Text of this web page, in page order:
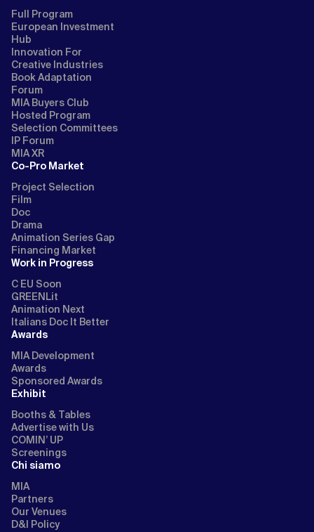
Full Program
European Investment
Hub
Innovation For
Creative Industries
Book Adaptation
Forum
MIA Buyers Club
Hosted Program
Selection Committees
IP Forum
MIA XR
Co-Pro Market
Project Selection
Film
Doc
Drama
Animation Series Gap
Financing Market
Work in Progress
C EU Soon
GREENLit
Animation Next
Italians Doc It Better
Awards
MIA Development
Awards
Sponsored Awards
Exhibit
Booths & Tables
Advertise with Us
COMIN’ UP
Screenings
Chi siamo
MIA
Partners
Our Venues
D&I Policy